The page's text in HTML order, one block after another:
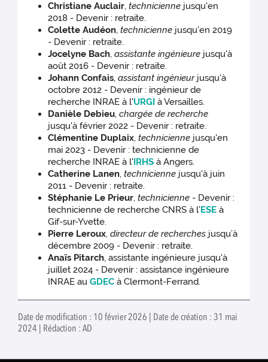
Christiane Auclair,technicienne jusqu'en
2018 - Devenir : retraite.
Colette Audéon,technicienne jusqu'en 2019
- Devenir : retraite.
Jocelyne Bach,assistante ingénieure jusqu'à
août 2016 - Devenir : retraite.
Johann Confais,assistant ingénieurjusqu'à
octobre 2012 - Devenir : ingénieur de
recherche INRAE à l'URGI à Versailles.
Danièle Debieu,chargée de recherche
jusqu'à février 2022 - Devenir : retraite.
Clémentine Duplaix, technicienne jusqu'en
mai 2023 - Devenir : technicienne de
recherche INRAE à l'IRHS à Angers.
Catherine Lanen,technicienne jusqu'à juin
2011 - Devenir : retraite.
Stéphanie Le Prieur,technicienne - Devenir :
technicienne de recherche CNRS à l'ESE à
Gif-sur-Yvette.
Pierre Leroux,directeur de recherches jusqu’à
décembre 2009 - Devenir : retraite.
Anaïs Pitarch, assistante ingénieure jusqu'à
juillet 2024 - Devenir : assistance ingénieure
INRAE auGDEC à Clermont-Ferrand.
Date de modification : 10 février 2026 | Date de création : 31 mai
2024 | Rédaction : AD